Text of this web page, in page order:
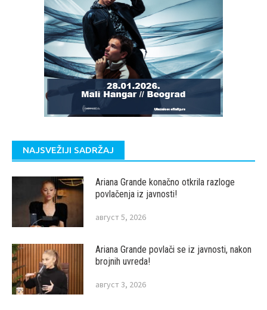
NAJSVEŽIJI SADRŽAJ
Ariana Grande konačno otkrila razloge
povlačenja iz javnosti!
август 5, 2026
Ariana Grande povlači se iz javnosti, nakon
brojnih uvreda!
август 3, 2026